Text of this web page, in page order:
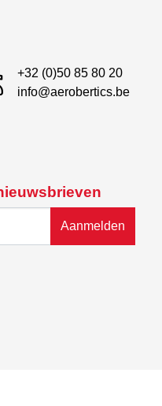
Aanmelden
+32 (0)50 85 80 20
info@aerobertics.be